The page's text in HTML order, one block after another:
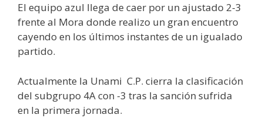
El equipo azul llega de caer por un ajustado 2-3
frente al Mora donde realizo un gran encuentro
cayendo en los últimos instantes de un igualado
partido.
Actualmente la Unami C.P. cierra la clasificación
del subgrupo 4A con -3 tras la sanción sufrida
en la primera jornada.